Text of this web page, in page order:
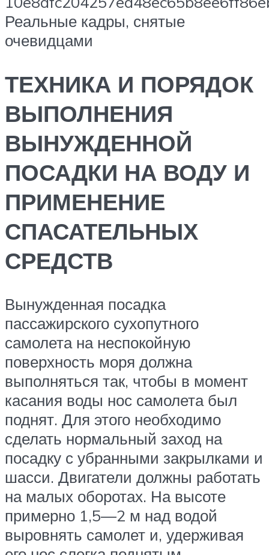
Реальные кадры, снятые
очевидцами
ТЕХНИКА И ПОРЯДОК
ВЫПОЛНЕНИЯ
ВЫНУЖДЕННОЙ
ПОСАДКИ НА ВОДУ И
ПРИМЕНЕНИЕ
СПАСАТЕЛЬНЫХ
СРЕДСТВ
Вынужденная посадка
пассажирского сухопутного
самолета на неспокойную
поверхность моря должна
выполняться так, чтобы в момент
касания воды нос самолета был
поднят. Для этого необходимо
сделать нормальный заход на
посадку с убранными закрылками и
шасси. Двигатели должны работать
на малых оборотах. На высоте
примерно 1,5—2 м над водой
выровнять самолет и, удерживая